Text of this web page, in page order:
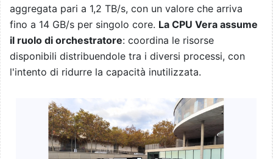
aggregata pari a 1,2 TB/s, con un valore che arriva
fino a 14 GB/s per singolo core. La CPU Vera assume
il ruolo di orchestratore: coordina le risorse
disponibili distribuendole tra i diversi processi, con
l'intento di ridurre la capacità inutilizzata.